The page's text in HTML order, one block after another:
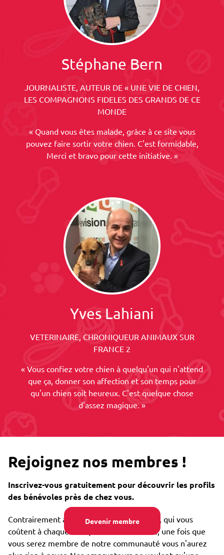
Devenir membre
Stéphane Bern
JOURNALISTE, AUTEUR DE « UNE VIE DE CHIEN,
LES COMPAGNONS FIDELES DES GRANDS DE CE
MONDE
« Quand vous êtes malade, grâce à ce site vous
pouvez faire sortir votre chien. C'est formidable,
Merci et bravo pour cette initiative. »
Yves Lahiani
VETERINAIRE, CHRONIQUEUR ANIMAUX SUR
FRANCE 2
« Vous confiez votre chien à quelqu'un qui n'attend
que ça, donner son affection et son temps pour
qu'un chien soit heureux. C'est quelque chose
d'assez magique. »
Rejoignez nos membres !
Inscrivez-vous gratuitement pour découvrir les profils
des bénévoles près de chez vous.
Contrairement aux chenils ou un dog sitter, qui vous
coûtent à chaque fois que vous les utilisez, une fois que
vous serez membre de notre communauté vous n'aurez